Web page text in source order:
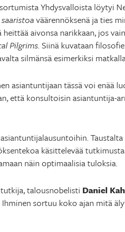
Yhdysvalloista löytyi
väärennöksenä ja ties
aivonsa narikkaan, jos
Pilgrims.Siinä kuvataan
silmänsä esimerkiksi
asiantuntijaan tässä voi enää
että konsultoisin asiantuntija-
käsittelevää
näin optimaalisia tuloksia.
talousnobelisti Daniel
Ihminen sortuu koko ajan mitä